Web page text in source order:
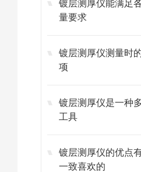
镀层测厚仪能满足
量要求
镀层测厚仪测量时
项
镀层测厚仪是一种
工具
镀层测厚仪的优点
一致喜欢的